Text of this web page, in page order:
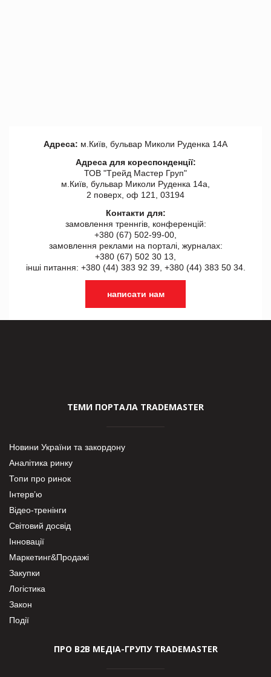
Адреса: м.Київ, бульвар Миколи Руденка 14А
Адреса для кореспонденції:
ТОВ "Tрейд Мастер Груп"
м.Київ, бульвар Миколи Руденка 14а,
2 поверх, оф 121, 03194
Контакти для:
замовлення треннгів, конференцій:
+380 (67) 502-99-00,
замовлення реклами на порталі, журналах:
+380 (67) 502 30 13,
інші питання: +380 (44) 383 92 39, +380 (44) 383 50 34.
написати нам
ТЕМИ ПОРТАЛА TRADEMASTER
Новини України та закордону
Аналітика ринку
Топи про ринок
Інтерв’ю
Відео-тренінги
Світовий досвід
Інновації
Маркетинг&Продажі
Закупки
Логістика
Закон
Події
ПРО В2В МЕДІА-ГРУПУ TRADEMASTER